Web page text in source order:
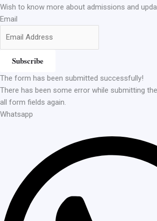
Wish to know more about admissions and
Email
Subscribe
The form has been submitted successfully!
There has been some error while submitting
all form fields again.
Whatsapp